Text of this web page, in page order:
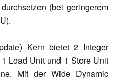
(bei geringerem
Kern bietet 2 Integer
Load Unit und 1 Store Unit
Mit der Wide Dynamic